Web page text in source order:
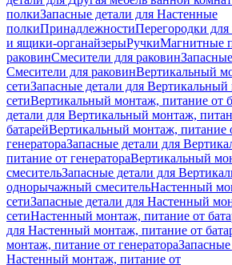
полкиЗапасные детали для Настенные
полкиПринадлежностиПерегородки
и ящики-органайзерыРучкиМагнитные
раковинСмесители для раковин
Смесители для раковинВертикальный
сетиЗапасные детали для
сетиВертикальный монтаж, питание от
детали для Вертикальный монтаж,
батарейВертикальный монтаж, питание
генератораЗапасные детали для
питание от генератораВертикальный
смесительЗапасные детали для
однорычажный смесительНастенный
сетиЗапасные детали для Настенный
сетиНастенный монтаж, питание от
для Настенный монтаж, питание от
монтаж, питание от генератора
Настенный монтаж, питание от